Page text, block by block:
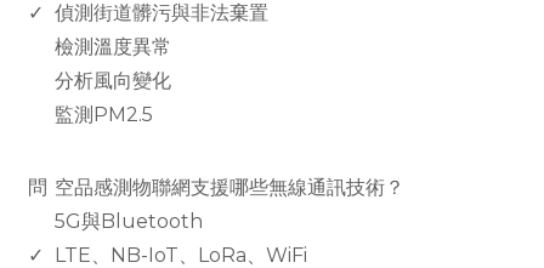
✓ 偵測街道髒污與非法棄置
檢測溫度異常
分析風向變化
監測PM2.5
問 空品感測物聯網支援哪些無線通訊技術？
5G與Bluetooth
✓
LTE、NB-IoT、LoRa、WiFi